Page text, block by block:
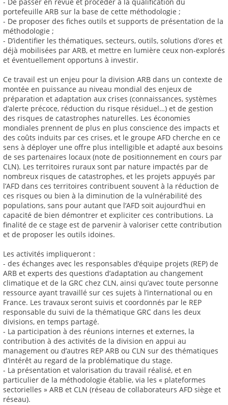
portefeuille ARB sur la base de cette méthodologie ;
- De proposer des fiches outils et supports de présentation de la
méthodologie ;
- D’identifier les thématiques, secteurs, outils, solutions d’ores et
déjà mobilisées par ARB, et mettre en lumière ceux non-explorés
et éventuellement opportuns à investir.
Ce travail est un enjeu pour la division ARB dans un contexte de
montée en puissance au niveau mondial des enjeux de
préparation et adaptation aux crises (connaissances, systèmes
d’alerte précoce, réduction du risque résiduel…) et de gestion
des risques de catastrophes naturelles. Les économies
mondiales prennent de plus en plus conscience des impacts et
des coûts induits par ces crises, et le groupe AFD cherche en ce
sens à déployer une offre plus intelligible et adapté aux besoins
de ses partenaires locaux (note de positionnement en cours par
CLN). Les territoires ruraux sont par nature impactés par de
nombreux risques de catastrophes, et les projets appuyés par
l’AFD dans ces territoires contribuent souvent à la réduction de
ces risques ou bien à la diminution de la vulnérabilité des
populations, sans pour autant que l’AFD soit aujourd’hui en
capacité de bien démontrer et expliciter ces contributions. La
finalité de ce stage est de parvenir à valoriser cette contribution
et de proposer les outils idoines.
Les activités impliqueront :
- des échanges avec les responsables d’équipe projets (REP) de
ARB et experts des questions d’adaptation au changement
climatique et de la GRC chez CLN, ainsi qu’avec toute personne
ressource ayant travaillé sur ces sujets à l’international ou en
France. Les travaux seront suivis et coordonnés par le REP
responsable du suivi de la thématique GRC dans les deux
divisions, en temps partagé.
- La participation à des réunions internes et externes, la
contribution à des activités de la division en appui au
management ou d’autres REP ARB ou CLN sur des thématiques
d’intérêt au regard de la problématique du stage.
- La présentation et valorisation du travail réalisé, et en
particulier de la méthodologie établie, via les « plateformes
sectorielles » ARB et CLN (réseau de collaborateurs AFD siège et
réseau).